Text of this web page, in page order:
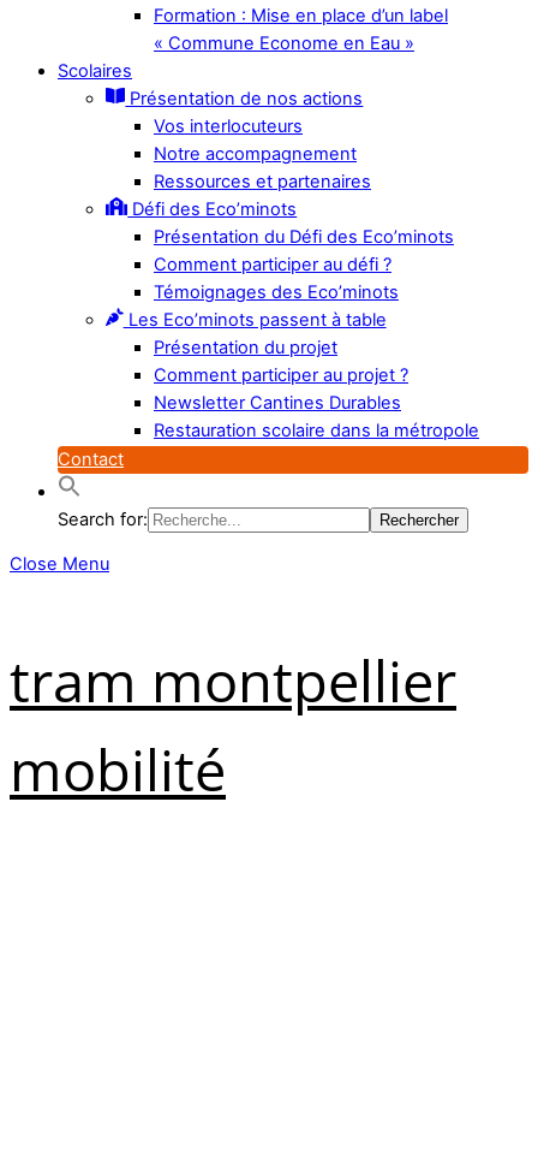
Formation : Mise en place d’un label
« Commune Econome en Eau »
Scolaires
Présentation de nos actions
Vos interlocuteurs
Notre accompagnement
Ressources et partenaires
Défi des Eco’minots
Présentation du Défi des Eco’minots
Comment participer au défi ?
Témoignages des Eco’minots
Les Eco’minots passent à table
Présentation du projet
Comment participer au projet ?
Newsletter Cantines Durables
Restauration scolaire dans la métropole
Contact
Search for:
Close Menu
tram montpellier
mobilité